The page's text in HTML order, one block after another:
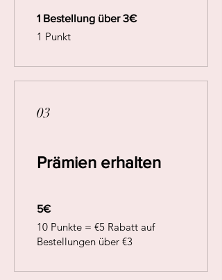
1 Bestellung über 3€
1 Punkt
03
Prämien erhalten
5€
10 Punkte = €5 Rabatt auf
Bestellungen über €3